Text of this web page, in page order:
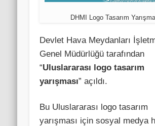
DHMI Logo Tasarım
Devlet Hava Meydanları
Genel Müdürlüğü tarafından
“Uluslararası logo tasarım
yarışması” açıldı.
Bu Uluslararası logo tasarım
yarışması için sosyal medya